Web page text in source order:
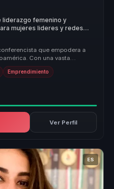
liderazgo femenino y
mujeres lideres y redes
que empodera a
Con una vasta
Emprendimiento
Ver Perfil
ES